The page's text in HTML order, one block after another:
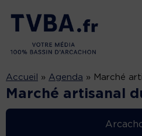
Accueil » Agenda » Marché
Marché artisanal